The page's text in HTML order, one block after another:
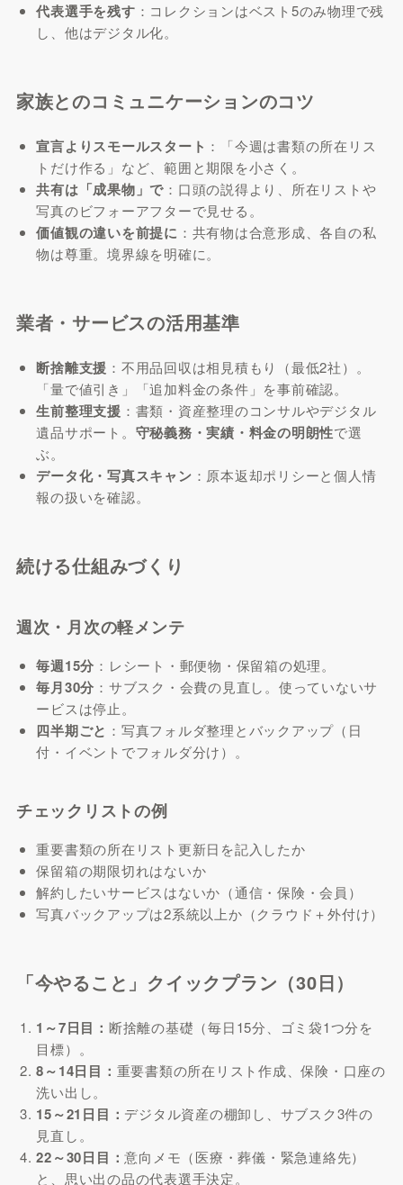
代表選手を残す ：コレクションはベスト5のみ物理で残
し、他はデジタル化。
家族とのコミュニケーションのコツ
宣言よりスモールスタート ：「今週は書類の所在リス
トだけ作る」など、範囲と期限を小さく。
共有は「成果物」で ：口頭の説得より、所在リストや
写真のビフォーアフターで見せる。
価値観の違いを前提に ：共有物は合意形成、各自の私
物は尊重。境界線を明確に。
業者・サービスの活用基準
断捨離支援 ：不用品回収は相見積もり（最低2社）。
「量で値引き」「追加料金の条件」を事前確認。
生前整理支援 ：書類・資産整理のコンサルやデジタル
遺品サポート。 守秘義務・実績・料金の明朗性で選
ぶ。
データ化・写真スキャン ：原本返却ポリシーと個人情
報の扱いを確認。
続ける仕組みづくり
週次・月次の軽メンテ
毎週15分 ：レシート・郵便物・保留箱の処理。
毎月30分 ：サブスク・会費の見直し。使っていないサ
ービスは停止。
四半期ごと ：写真フォルダ整理とバックアップ（日
付・イベントでフォルダ分け）。
チェックリストの例
重要書類の所在リスト更新日を記入したか
保留箱の期限切れはないか
解約したいサービスはないか（通信・保険・会員）
写真バックアップは2系統以上か（クラウド＋外付け）
「今やること」クイックプラン（30日）
1～7日目： 断捨離の基礎（毎日15分、ゴミ袋1つ分を
目標）。
8～14日目： 重要書類の所在リスト作成、保険・口座の
洗い出し。
15～21日目： デジタル資産の棚卸し、サブスク3件の
見直し。
22～30日目：意向メモ（医療・葬儀・緊急連絡先）
と、思い出の品の代表選手決定。